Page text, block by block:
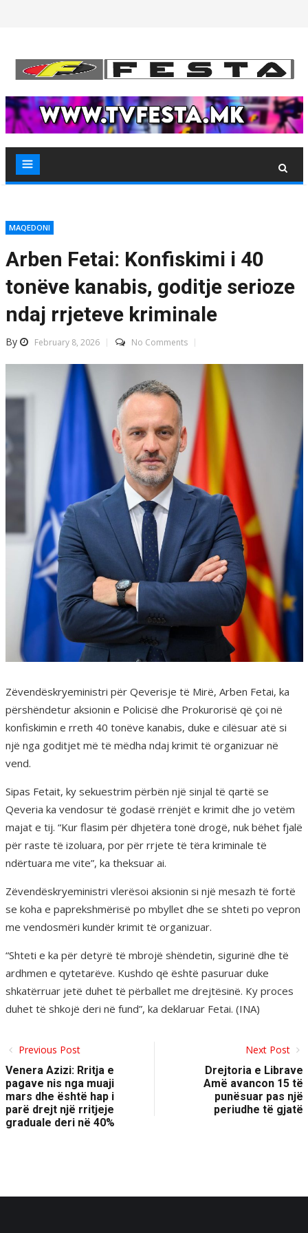
MAQEDONI
Arben Fetai: Konfiskimi i 40
tonëve kanabis, goditje serioze
ndaj rrjeteve kriminale
By February 8, 2026 No Comments
Zëvendëskryeministri për Qeverisje të Mirë, Arben Fetai, ka
përshëndetur aksionin e Policisë dhe Prokurorisë që çoi në
konfiskimin e rreth 40 tonëve kanabis, duke e cilësuar atë si
një nga goditjet më të mëdha ndaj krimit të organizuar në
vend.
Sipas Fetait, ky sekuestrim përbën një sinjal të qartë se
Qeveria ka vendosur të godasë rrënjët e krimit dhe jo vetëm
majat e tij. “Kur flasim për dhjetëra tonë drogë, nuk bëhet fjalë
për raste të izoluara, por për rrjete të tëra kriminale të
ndërtuara me vite”, ka theksuar ai.
Zëvendëskryeministri vlerësoi aksionin si një mesazh të fortë
se koha e paprekshmërisë po mbyllet dhe se shteti po vepron
me vendosmëri kundër krimit të organizuar.
“Shteti e ka për detyrë të mbrojë shëndetin, sigurinë dhe të
ardhmen e qytetarëve. Kushdo që është pasuruar duke
shkatërruar jetë duhet të përballet me drejtësinë. Ky proces
duhet të shkojë deri në fund”, ka deklaruar Fetai. (INA)
Previous Post
Venera Azizi: Rritja e
pagave nis nga muaji
mars dhe është hap i
parë drejt një rritjeje
graduale deri në 40%
Next Post
Drejtoria e Librave
Amë avancon 15 të
punësuar pas një
periudhe të gjatë